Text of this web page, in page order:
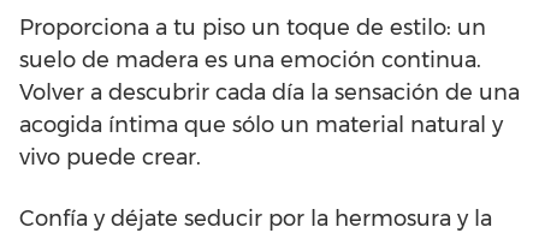
Proporciona a tu piso un toque de estilo: un
suelo de madera es una emoción continua.
Volver a descubrir cada día la sensación de una
acogida íntima que sólo un material natural y
vivo puede crear.
Confía y déjate seducir por la hermosura y la